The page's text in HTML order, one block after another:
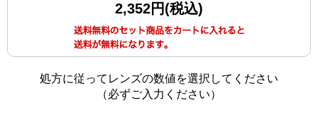
2,352円(税込)
処方に従ってレンズの数値を選択してください
（必ずご入力ください）